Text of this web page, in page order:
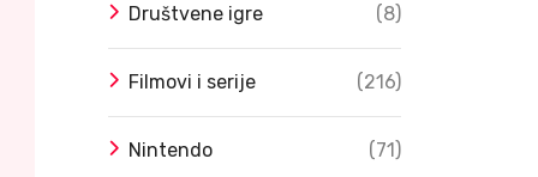
Društvene igre (8)
Filmovi i serije (216)
Nintendo (71)